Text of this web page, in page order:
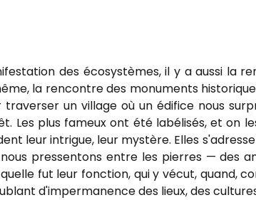
des écosystèmes, il y a aussi la
la rencontre des monuments
un village où un édifice nous
Les plus fameux ont été labélisés, et on
leur intrigue, leur mystère. Elles
pressentons entre les pierres — des
fut leur fonction, qui y vécut, quand,
d'impermanence des lieux, des